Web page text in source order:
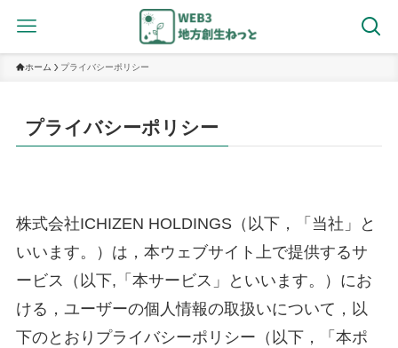
ホーム プライバシーポリシー
プライバシーポリシー
株式会社ICHIZEN HOLDINGS（以下，「当社」と
いいます。）は，本ウェブサイト上で提供するサ
ービス（以下,「本サービス」といいます。）にお
ける，ユーザーの個人情報の取扱いについて，以
下のとおりプライバシーポリシー（以下，「本ポ